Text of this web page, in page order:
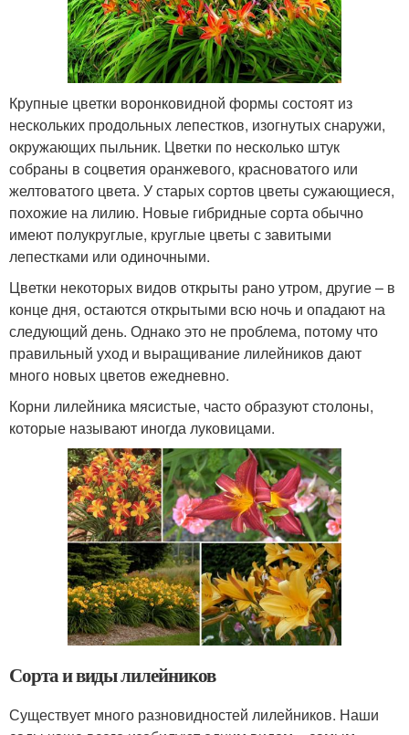
Крупные цветки воронковидной формы состоят из
нескольких продольных лепестков, изогнутых снаружи,
окружающих пыльник. Цветки по несколько штук
собраны в соцветия оранжевого, красноватого или
желтоватого цвета. У старых сортов цветы сужающиеся,
похожие на лилию. Новые гибридные сорта обычно
имеют полукруглые, круглые цветы с завитыми
лепестками или одиночными.
Цветки некоторых видов открыты рано утром, другие – в
конце дня, остаются открытыми всю ночь и опадают на
следующий день. Однако это не проблема, потому что
правильный уход и выращивание лилейников дают
много новых цветов ежедневно.
Корни лилейника мясистые, часто образуют столоны,
которые называют иногда луковицами.
Сорта и виды лилейников
Существует много разновидностей лилейников. Наши